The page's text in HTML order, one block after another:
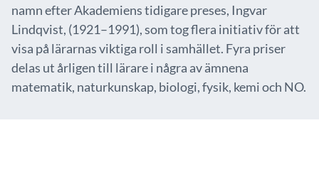
namn efter Akademiens tidigare preses, Ingvar
Lindqvist, (1921–1991), som tog flera initiativ för att
visa på lärarnas viktiga roll i samhället. Fyra priser
delas ut årligen till lärare i några av ämnena
matematik, naturkunskap, biologi, fysik, kemi och NO.